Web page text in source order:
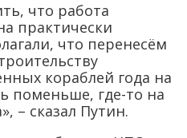
что работа
практически
что перенесём
кораблей года на
поменьше, где-то на
– сказал Путин.